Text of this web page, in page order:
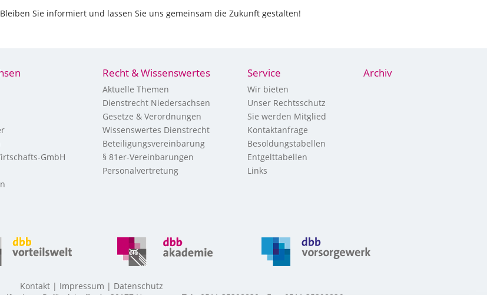
Bleiben Sie informiert und lassen Sie uns gemeinsam die Zukunft gestalten!
GmbH
Recht & Wissenswertes
Aktuelle Themen
Dienstrecht Niedersachsen
Gesetze & Verordnungen
Wissenswertes Dienstrecht
Beteiligungsvereinbarung
§ 81er-Vereinbarungen
Personalvertretung
Service
Wir bieten
Unser Rechtsschutz
Sie werden Mitglied
Kontaktanfrage
Besoldungstabellen
Entgelttabellen
Links
Archiv
Kontakt Impressum
Datenschutz